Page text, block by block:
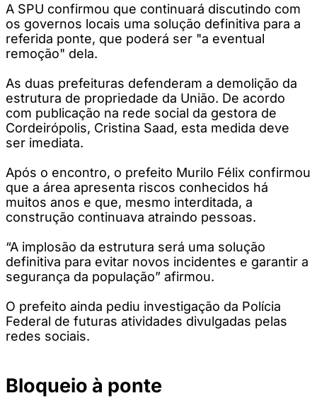
A SPU confirmou que continuará discutindo com
os governos locais uma solução definitiva para a
referida ponte, que poderá ser "a eventual
remoção" dela.
As duas prefeituras defenderam a demolição da
estrutura de propriedade da União. De acordo
com publicação na rede social da gestora de
Cordeirópolis, Cristina Saad, esta medida deve
ser imediata.
Após o encontro, o prefeito Murilo Félix confirmou
que a área apresenta riscos conhecidos há
muitos anos e que, mesmo interditada, a
construção continuava atraindo pessoas.
“A implosão da estrutura será uma solução
definitiva para evitar novos incidentes e garantir a
segurança da população” afirmou.
O prefeito ainda pediu investigação da Polícia
Federal de futuras atividades divulgadas pelas
redes sociais.
Bloqueio à ponte